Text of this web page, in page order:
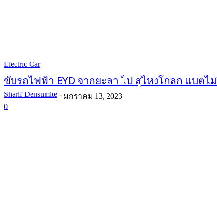
Electric Car
ขับรถไฟฟ้า BYD จากยะลา ไป สุไหงโกลก แบตไ
Sharif Densumite - มกราคม 13, 2023
0